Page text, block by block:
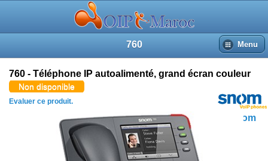
760 Menu
Snom
760 - Téléphone IP autoalimenté, grand écran couleur
Non disponible
Evaluer ce produit.